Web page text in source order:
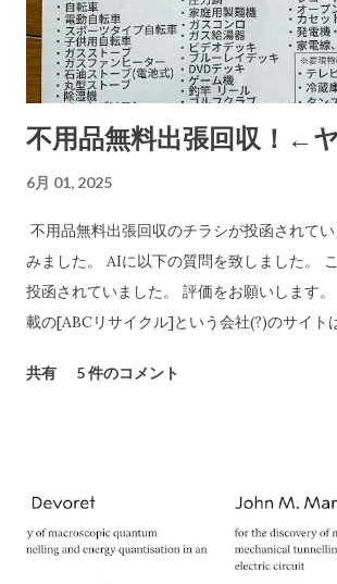
有無を確認します。また、送り主情報の詳細
正式な企業情報と一致するかどうかも調べ
completed in 8m· 16 件の情報源 CBB株式会
「charmmsho」に関する調査報告 会社所在
CBB株式会社は法人登記上、「大阪府泉南郡
屋2-20-1」と記載されています​ CBB-
「charmmsho」のサイト上で表示されてい
の住所と一致している場合、一見すると所在
な企業情報と合致していると言えます。 しか
してメールアドレスのみを掲載しており、電
く名古屋（052）エリアの番号です。実際に
不用品無料出張回収！←
6月 01, 2025
不用品無料出張回収のチラシが投函されて
みました。 AIに以下の質問を致しました。
投函されていました。 評価をお願いします
載の[ABCリサイクル]という会社(?)のサイト
https://
には所沢市の「一般廃棄物処理業」の許可が
廃棄物処理業」や 「古物商」の許可では回
ChatGPT まえださん、画像ありがとうござ
共有 5 件のコメント